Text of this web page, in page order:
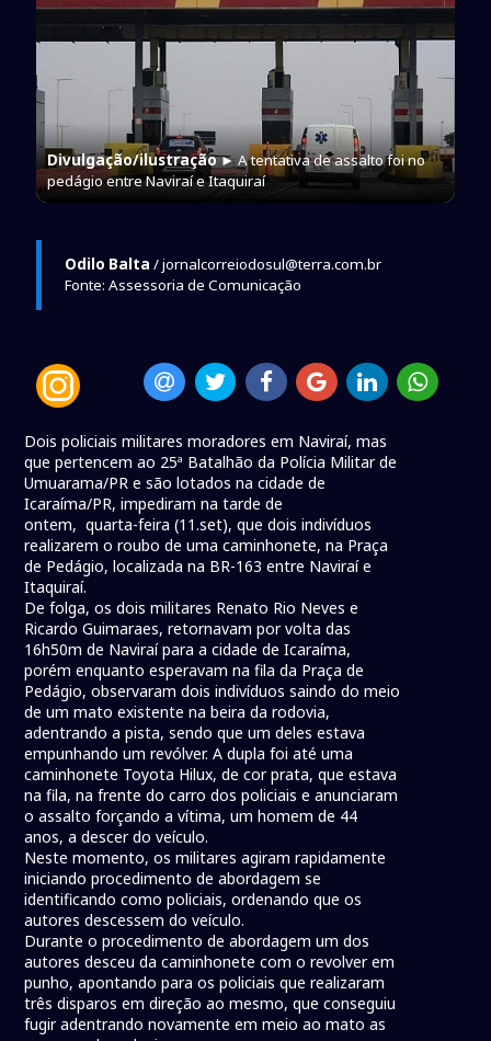
Divulgação/ilustração► A tentativa de assalto foi no
pedágio entre Naviraí e Itaquiraí
Odilo Balta / jornalcorreiodosul@terra.com.br
Fonte: Assessoria de Comunicação
Dois policiais militares moradores em Naviraí, mas
que pertencem ao 25ª Batalhão da Polícia Militar de
Umuarama/PR e são lotados na cidade de
Icaraíma/PR, impediram na tarde de
ontem, quarta-feira (11.set), que dois indivíduos
realizarem o roubo de uma caminhonete, na Praça
de Pedágio, localizada na BR-163 entre Naviraí e
Itaquiraí.
De folga, os dois militares Renato Rio Neves e
Ricardo Guimaraes, retornavam por volta das
16h50m de Naviraí para a cidade de Icaraíma,
porém enquanto esperavam na fila da Praça de
Pedágio, observaram dois indivíduos saindo do meio
de um mato existente na beira da rodovia,
adentrando a pista, sendo que um deles estava
empunhando um revólver. A dupla foi até uma
caminhonete Toyota Hilux, de cor prata, que estava
na fila, na frente do carro dos policiais e anunciaram
o assalto forçando a vítima, um homem de 44
anos, a descer do veículo.
Neste momento, os militares agiram rapidamente
iniciando procedimento de abordagem se
identificando como policiais, ordenando que os
autores descessem do veículo.
Durante o procedimento de abordagem um dos
autores desceu da caminhonete com o revolver em
punho, apontando para os policiais que realizaram
três disparos em direção ao mesmo, que conseguiu
fugir adentrando novamente em meio ao mato as